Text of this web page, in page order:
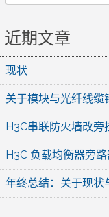
近期文章
现状
关于模块与光纤线缆
H3C串联防火墙改旁
H3C 负载均衡器旁
年终总结：关于现状